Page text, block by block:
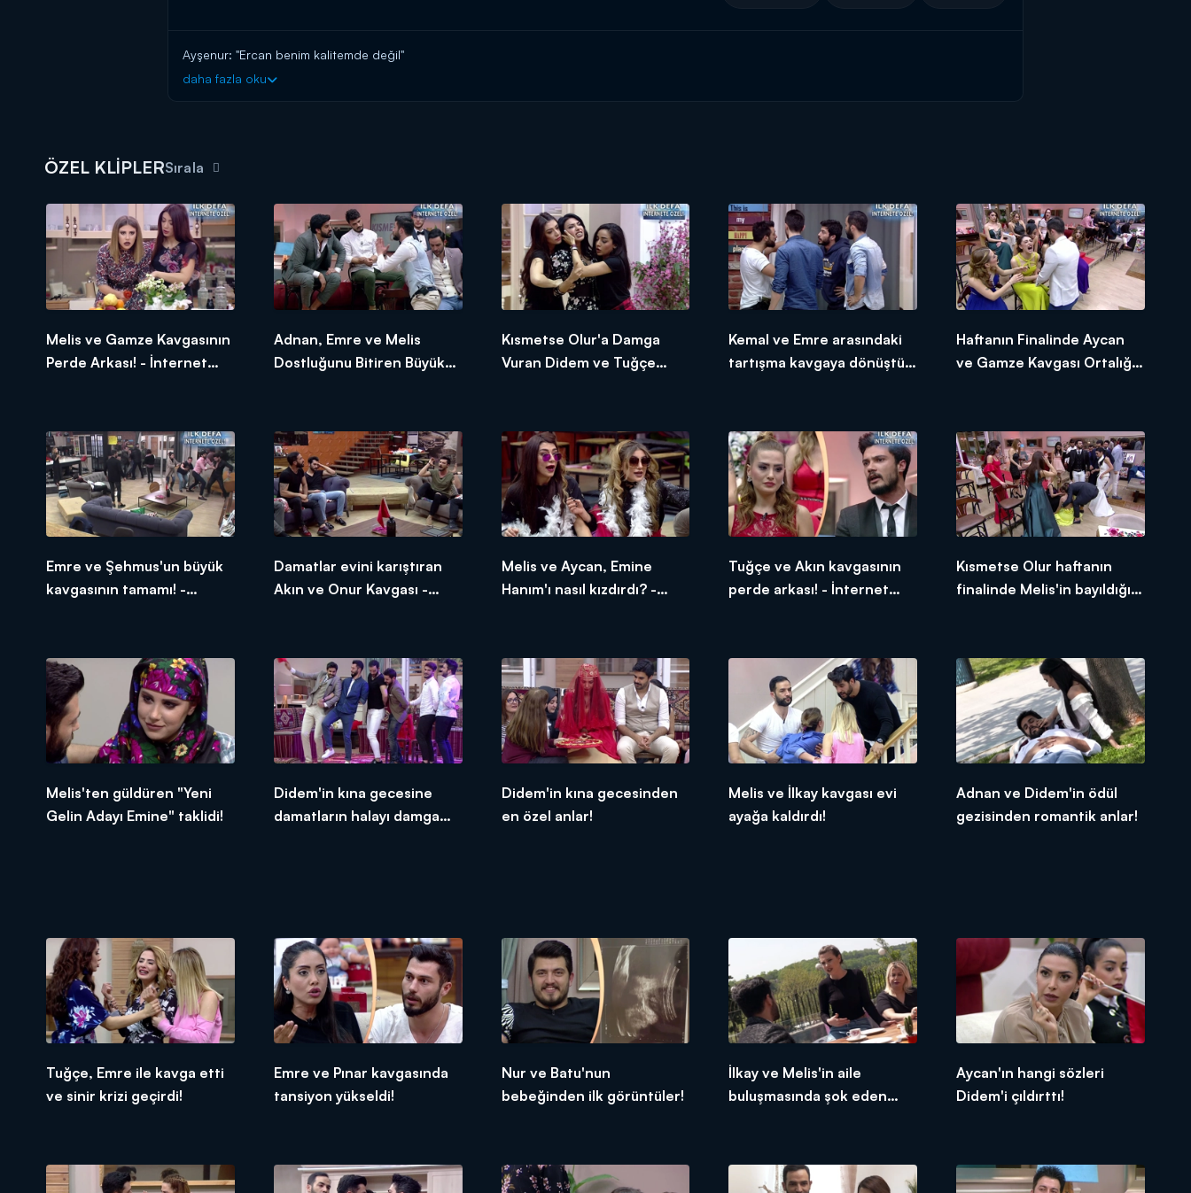
Ayşenur: "Ercan benim kalitemde değil"
daha fazla oku
ÖZEL KLİPLERSırala
Melis ve Gamze Kavgasının
Perde Arkası! - İnternet
Adnan, Emre ve Melis
Dostluğunu Bitiren Büyük
Kısmetse Olur'a Damga
Vuran Didem ve Tuğçe
Kemal ve Emre arasındaki
tartışma kavgaya dönüştü!
Haftanın Finalinde Aycan
ve Gamze Kavgası Ortalığı
Emre ve Şehmus'un büyük
kavgasının tamamı! -
Damatlar evini karıştıran
Akın ve Onur Kavgası -
Melis ve Aycan, Emine
Hanım'ı nasıl kızdırdı? -
Tuğçe ve Akın kavgasının
perde arkası! - İnternet
Kısmetse Olur haftanın
finalinde Melis'in bayıldığı
Melis'ten güldüren "Yeni
Gelin Adayı Emine" taklidi!
Didem'in kına gecesine
damatların halayı damga
Didem'in kına gecesinden
en özel anlar!
Melis ve İlkay kavgası evi
ayağa kaldırdı!
Adnan ve Didem'in ödül
gezisinden romantik anlar!
Tuğçe, Emre ile kavga etti
ve sinir krizi geçirdi!
Emre ve Pınar kavgasında
tansiyon yükseldi!
Nur ve Batu'nun
bebeğinden ilk görüntüler!
İlkay ve Melis'in aile
buluşmasında şok eden
Aycan'ın hangi sözleri
Didem'i çıldırttı!